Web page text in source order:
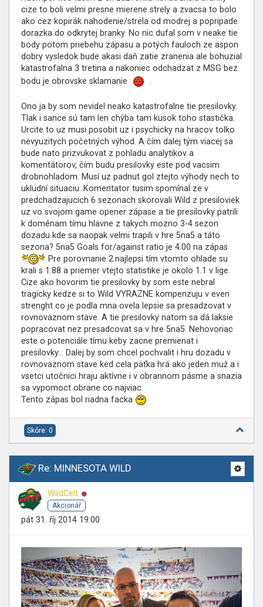
cize to boli velmi presne mierene strely a zvacsa to bolo
ako cez kopirák nahodenie/strela od modrej a popripade
dorazka do odkrytej branky. No nic dufal som v neake tie
body potom priebehu zápasu a potých fauloch ze aspon
dobry vysledok bude akasi daň zatie zranenia ale bohuzial
katastrofalna 3 tretina a nakoniec odchadzat z MSG bez
bodu je obrovske sklamanie
.
Ono ja by som nevidel neako katastrofalne tie presilovky.
Tlak i sance sú tam len chýba tam kusok toho stastička.
Urcite to uz musi posobit uz i psychicky na hracov tolko
nevyuzitych početných výhod. A čím dalej tým viacej sa
bude nato prizvukovat z pohladu analytikov a
komentátorov, čím budu presilovky este pod vacsim
drobnohladom. Musí uz padnut gol ztejto výhody nech to
ukludní situaciu. Komentator tusim spomínal ze v
predchadzajucich 6 sezonach skorovali Wild z presiloviek
uz vo svojom game opener zápase a tie presilovky patrili
k doménam tímu hlavne z takych mozno 3-4 sezon
dozadu kde sa naopak velmi trapili v hre 5na5 a táto
sezona? 5na5 Goals for/against ratio je 4.00 na zápas
Pre porovnanie 2.najlepsi tím vtomto ohlade su
krali s 1.88 a priemer vtejto statistike je okolo 1.1 v lige.
Cize ako hovorim tie presilovky by som este nebral
tragicky kedze si to Wild VYRAZNE kompenzuju v even
strenght co je podla mna ovela lepsie sa presadzovat v
rovnovaznom stave. A tie presilovky natom sa dá laksie
popracovat nez presadcovat sa v hre 5na5. Nehovoriac
este o potenciále tímu keby zacne premienat i
presilovky... Dalej by som chcel pochvalit i hru dozadu v
rovnovaznom stave ked cela päťka hrá ako jeden muž a i
vsetci utočnici hraju aktívne i v obrannom pásme a snazia
sa vypomoct obrane co najviac.
Tento zápas bol riadna facka
Skóre: 0
Re: MINNESOTA WILD
WildCelt
Akcionář
pát 31. říj 2014 19:00